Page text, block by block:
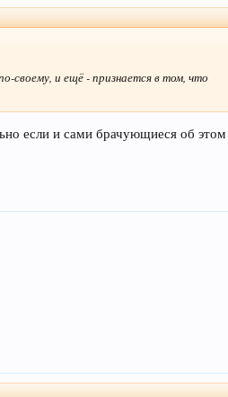
своему, и ещё - признается в том, что
если и сами брачующиеся об